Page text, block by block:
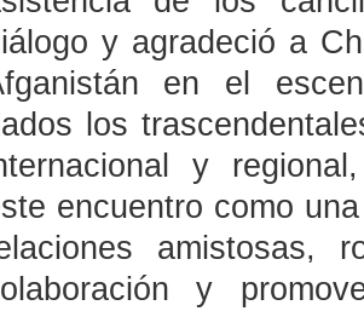
y agradeció a
en el
los
y
encuentro como
amistosas,
y